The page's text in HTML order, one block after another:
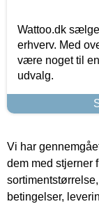
Wattoo.dk
erhverv. Med
være noget til
udvalg.
Vi har
dem med stjerner
betingelser,